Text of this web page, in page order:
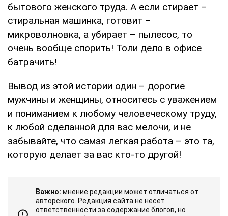
бытового женского труда. А если стирает –
стиральная машинка, готовит –
микроволновка, а убирает – пылесос, то
очень вообще спорить! Толи дело в офисе
батрачить!
Вывод из этой истории один – дорогие
мужчины и женщины, относитесь с уважением
и пониманием к любому человеческому труду,
к любой сделанной для вас мелочи, и не
забывайте, что самая легкая работа – это та,
которую делает за вас кто-то другой!
Важно: мнение редакции может отличаться от
авторского. Редакция сайта не несет
ответственности за содержание блогов, но